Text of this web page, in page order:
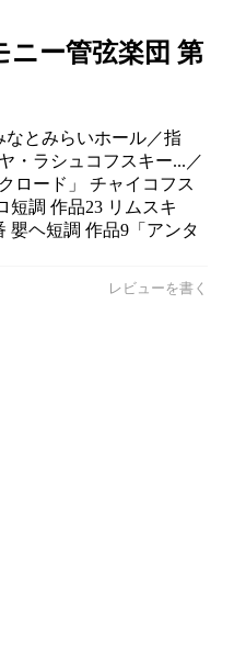
ニー管弦楽団 第
なとみらいホール／指
・ラシュコフスキー...／
ロード」 チャイコフス
短調 作品23 リムスキ
嬰ヘ短調 作品9「アンタ
レビューを書く